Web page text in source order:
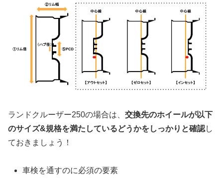
ランドクルーザー250の場合は、 交換先のホイールが以下
のサイズ&規格を満たしているどうかをしっかりと確認し
ておきましょう！
車検を通すのに必須の要素